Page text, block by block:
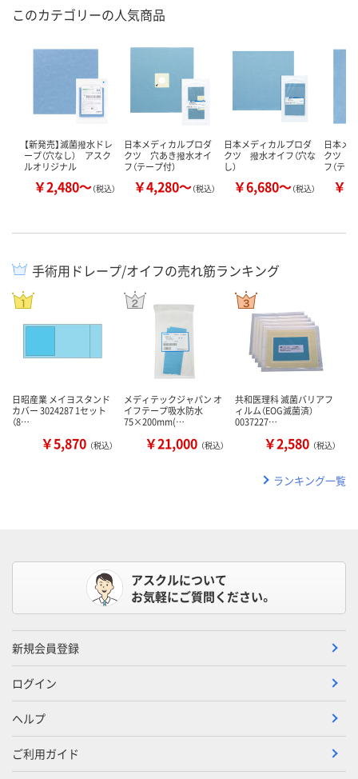
このカテゴリーの人気商品
【新発売】滅菌撥水ドレ
ープ（穴なし） アスク
ルオリジナル
￥2,480～（税込）
日本メディカルプロダ
クツ 穴あき撥水オイ
フ（テープ付）
￥4,280～（税込）
日本メディカルプロダ
クツ 撥水オイフ（穴な
し）
￥6,680～（税込）
日本メ
クツ 穴
フ（テー
￥
手術用ドレープ/オイフの売れ筋ランキング
日昭産業 メイヨスタンド
カバー 3024287 1セット
（8…
￥5,870 （税込）
メディテックジャパン オ
イフテープ吸水防水
75×200mm(…
￥21,000 （税込）
共和医理科 滅菌バリアフ
ィルム（EOG滅菌済）
0037227…
￥2,580 （税込）
ランキング一覧
アスクルについて
お気軽にご質問ください。
新規会員登録
ログイン
ヘルプ
ご利用ガイド